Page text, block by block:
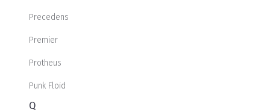
Precedens
Premier
Protheus
Punk Floid
Q